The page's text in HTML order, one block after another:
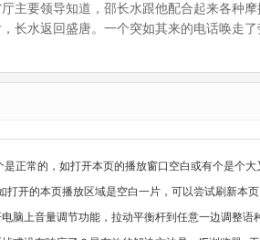
主要领导知道，邵长水跟他配合起来各种
长水返回盛唐。一个突如其来的电话唤走
正常的，如打开本页的播放窗口空白或有个是个
打开的本页播放区域是空白一片，可以尝试刷新本
脑上音量调节功能，拉动平衡杆到任意一边调整语